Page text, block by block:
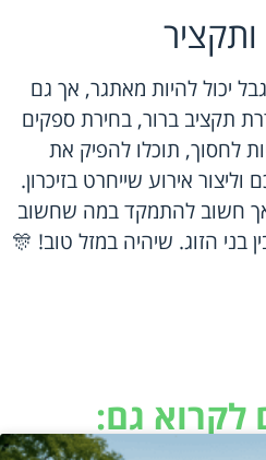
ותקציר
יכול להיות מאתגר, אך גם
תקציב ברור, בחירת ספקים
לחסוך, תוכלו להפיק את
אירוע שייחרט בזיכרון.
אך חשוב להתמקד במה שחשוב
בני הזוג. שיהיה במזל טוב! 🎊
לקרוא גם: